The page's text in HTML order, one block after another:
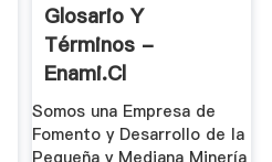
Glosario Y
Términos -
Enami.cl
Somos una Empresa de
Fomento y Desarrollo de la